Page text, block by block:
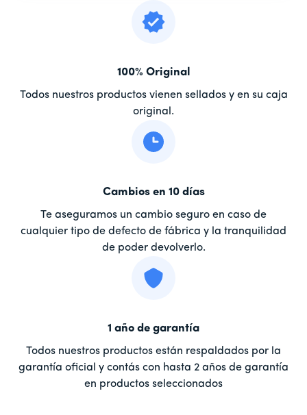
100% Original
Todos nuestros productos vienen sellados y en su caja
original.
Cambios en 10 días
Te aseguramos un cambio seguro en caso de
cualquier tipo de defecto de fábrica y la tranquilidad
de poder devolverlo.
1 año de garantía
Todos nuestros productos están respaldados por la
garantía oficial y contás con hasta 2 años de garantía
en productos seleccionados